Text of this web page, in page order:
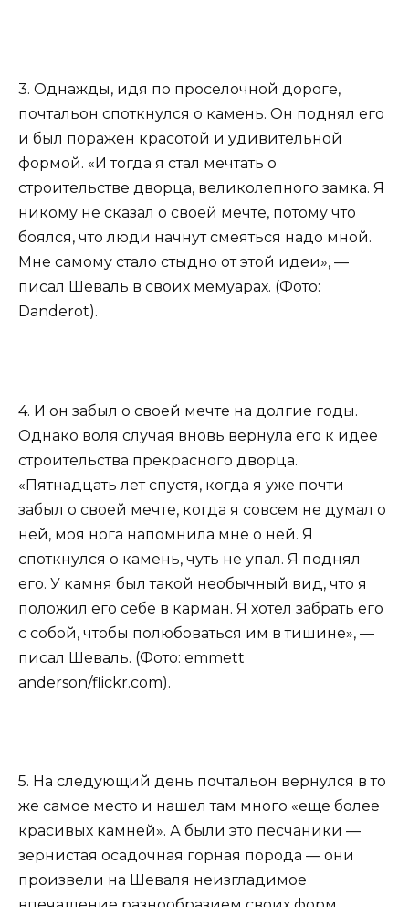
3. Однажды, идя по проселочной дороге,
почтальон споткнулся о камень. Он поднял его
и был поражен красотой и удивительной
формой. «И тогда я стал мечтать о
строительстве дворца, великолепного замка. Я
никому не сказал о своей мечте, потому что
боялся, что люди начнут смеяться надо мной.
Мне самому стало стыдно от этой идеи», —
писал Шеваль в своих мемуарах. (Фото:
Danderot).
4. И он забыл о своей мечте на долгие годы.
Однако воля случая вновь вернула его к идее
строительства прекрасного дворца.
«Пятнадцать лет спустя, когда я уже почти
забыл о своей мечте, когда я совсем не думал о
ней, моя нога напомнила мне о ней. Я
споткнулся о камень, чуть не упал. Я поднял
его. У камня был такой необычный вид, что я
положил его себе в карман. Я хотел забрать его
с собой, чтобы полюбоваться им в тишине», —
писал Шеваль. (Фото: emmett
anderson/flickr.com).
5. На следующий день почтальон вернулся в то
же самое место и нашел там много «еще более
красивых камней». А были это песчаники —
зернистая осадочная горная порода — они
произвели на Шеваля неизгладимое